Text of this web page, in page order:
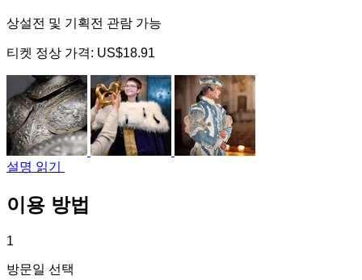
상설전 및 기획전 관람 가능
티켓 정상 가격: US$18.91
설명 읽기
이용 방법
1
방문일 선택